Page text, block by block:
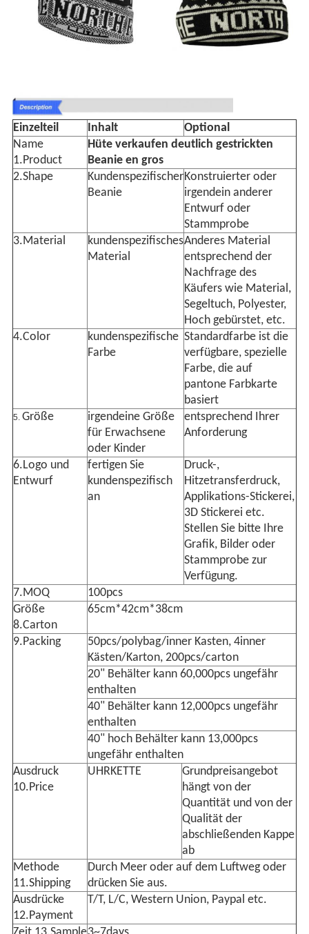
Einzelteil Inhalt
Optional
Name
1.Product
Hüte verkaufen deutlich gestrickten
Beanie en gros
2.Shape
Kundenspezifischer
Beanie
Konstruierter oder
irgendein anderer
Entwurf oder
Stammprobe
3.Material
kundenspezifisches
Material
Anderes Material
entsprechend der
Nachfrage des
Käufers wie Material,
Segeltuch, Polyester,
Hoch gebürstet, etc.
4.Color
kundenspezifische
Farbe
Standardfarbe ist die
verfügbare, spezielle
Farbe, die auf
pantone Farbkarte
basiert
5. Größe
irgendeine Größe
für Erwachsene
oder Kinder
entsprechend Ihrer
Anforderung
6.Logo und
Entwurf
fertigen Sie
kundenspezifisch
an
Druck-,
Hitzetransferdruck,
Applikations-Stickerei,
3D Stickerei etc.
Stellen Sie bitte Ihre
Grafik, Bilder oder
Stammprobe zur
Verfügung.
7.MOQ
100pcs
Größe
8.Carton
65cm*42cm*38cm
9.Packing
50pcs/polybag/inner Kasten, 4inner
Kästen/Karton, 200pcs/carton
20" Behälter kann 60,000pcs ungefähr
enthalten
40" Behälter kann 12,000pcs ungefähr
enthalten
40" hoch Behälter kann 13,000pcs
ungefähr enthalten
Ausdruck
10.Price
UHRKETTE
Grundpreisangebot
hängt von der
Quantität und von der
Qualität der
abschließenden Kappe
ab
Methode
11.Shipping
Durch Meer oder auf dem Luftweg oder
drücken Sie aus.
Ausdrücke
12.Payment
T/T, L/C, Western Union, Paypal etc.